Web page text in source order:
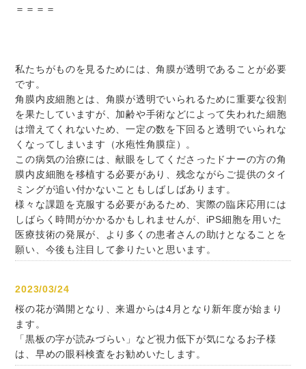
＝＝＝＝
私たちがものを見るためには、角膜が透明であることが必要
です。
角膜内皮細胞とは、角膜が透明でいられるために重要な役割
を果たしていますが、加齢や手術などによって失われた細胞
は増えてくれないため、一定の数を下回ると透明でいられな
くなってしまいます（水疱性角膜症）。
この病気の治療には、献眼をしてくださったドナーの方の角
膜内皮細胞を移植する必要があり、残念ながらご提供のタイ
ミングが追い付かないこともしばしばあります。
様々な課題を克服する必要があるため、実際の臨床応用には
しばらく時間がかかるかもしれませんが、iPS細胞を用いた
医療技術の発展が、より多くの患者さんの助けとなることを
願い、今後も注目して参りたいと思います。
2023/03/24
桜の花が満開となり、来週からは4月となり新年度が始まり
ます。
「黒板の字が読みづらい」など視力低下が気になるお子様
は、早めの眼科検査をお勧めいたします。